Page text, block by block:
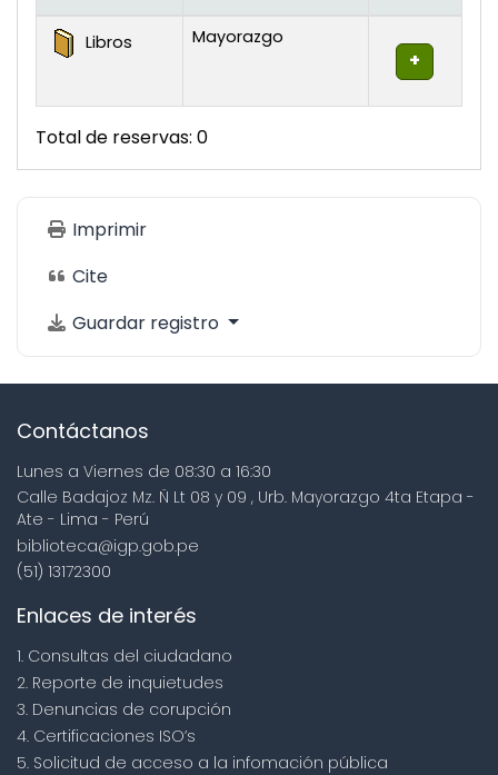
Existencias
Libros Mayorazgo
Total de reservas: 0
Imprimir
Cite
Guardar registro
Contáctanos
Lunes a Viernes de 08:30 a 16:30
Calle Badajoz Mz. Ñ Lt 08 y 09 , Urb. Mayorazgo 4ta Etapa -
Ate - Lima - Perú
biblioteca@igp.gob.pe
(51) 13172300
Enlaces de interés
1. Consultas del ciudadano
2. Reporte de inquietudes
3. Denuncias de corupción
4. Certificaciones ISO’s
5. Solicitud de acceso a la infomación pública